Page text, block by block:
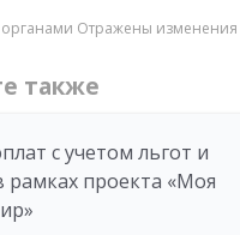
Отражены изменения
также
с учетом льгот и
рамках проекта «Моя